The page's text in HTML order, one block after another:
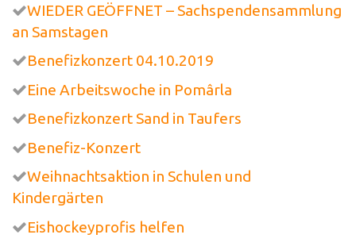
WIEDER GEÖFFNET – Sachspendensammlung
an Samstagen
Benefizkonzert 04.10.2019
Eine Arbeitswoche in Pomârla
Benefizkonzert Sand in Taufers
Benefiz-Konzert
Weihnachtsaktion in Schulen und
Kindergärten
Eishockeyprofis helfen